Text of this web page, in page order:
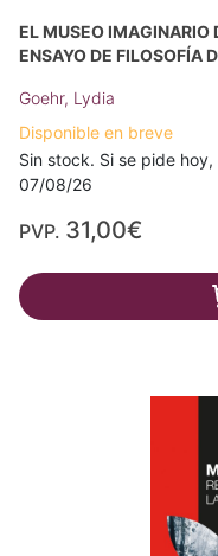
EL MUSEO IMAGINARIO
ENSAYO DE FILOSOFÍA
Goehr, Lydia
Disponible en breve
Sin stock. Si se pide
07/08/26
PVP. 31,00€